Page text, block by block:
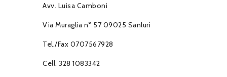
Avv. Luisa Camboni
Via Muraglia n° 57 09025 Sanluri
Tel./Fax 0707567928
Cell. 328 1083342